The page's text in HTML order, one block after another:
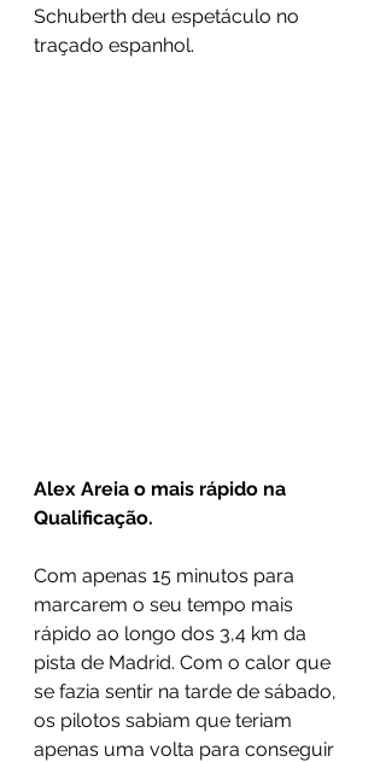
Schuberth deu espetáculo no
traçado espanhol.
Alex Areia o mais rápido na
Qualificação.
Com apenas 15 minutos para
marcarem o seu tempo mais
rápido ao longo dos 3,4 km da
pista de Madrid. Com o calor que
se fazia sentir na tarde de sábado,
os pilotos sabiam que teriam
apenas uma volta para conseguir